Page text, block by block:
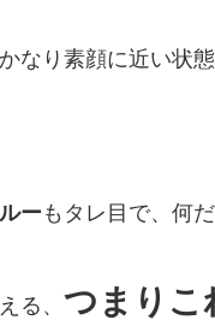
なり素顔に近い状態
ルーもタレ目で、何
る、 つまりこ